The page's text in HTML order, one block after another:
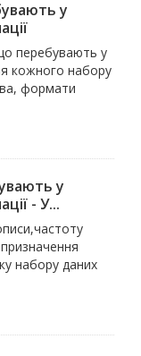
у
перебувають у
кожного набору
формати
у
- У...
набору даних